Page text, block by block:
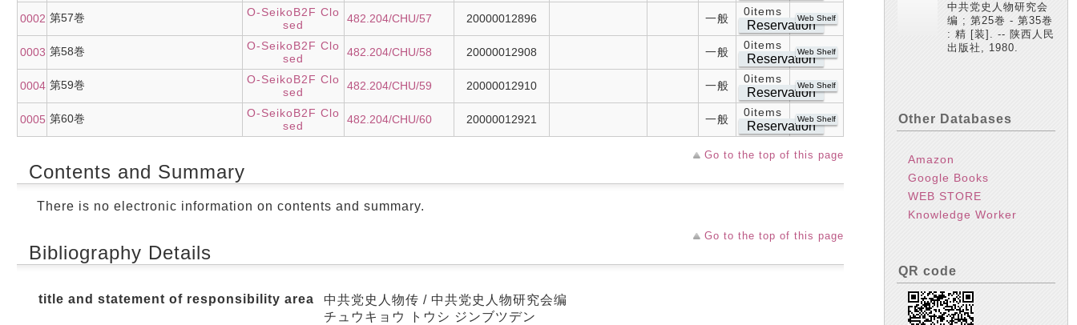
0002 第57巻
O-SeikoB2F Clo
sed
482.204/CHU/57 20000012896 一般
0items
Reservation
Web Shelf
0003 第58巻
O-SeikoB2F Clo
sed
482.204/CHU/58 20000012908 一般
0items
Reservation
Web Shelf
0004 第59巻
O-SeikoB2F Clo
sed
482.204/CHU/59 20000012910 一般
0items
Reservation
Web Shelf
0005 第60巻
O-SeikoB2F Clo
sed
482.204/CHU/60 20000012921 一般
0items
Reservation
Web Shelf
Go to the top of this page
Contents and Summary
There is no electronic information on contents and summary.
Go to the top of this page
Bibliography Details
title and statement of responsibility area
中共党史人物传 / 中共党史人物研究会编
チュウキョウ トウシ ジンブツデン
中共党史人物研究会
编 ; 第25巻 - 第35巻
: 精 [装]. -- 陕西人民
出版社, 1980.
Other Databases
Amazon
Google Books
WEB STORE
Knowledge Worker
QR code